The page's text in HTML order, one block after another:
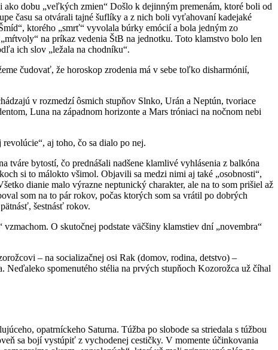
dobu „veľkých zmien“ Došlo k dejinným premenám, ktoré boli od
času sa otvárali tajné šuflíky a z nich boli vyťahovaní kadejaké
ktorého „smrť“ vyvolala búrky emócií a bola jedným zo
na príkaz vedenia ŠtB na jednotku. Toto klamstvo bolo len
ich slov „ležala na chodníku“.
čudovať, že horoskop zrodenia má v sebe toľko disharmónií,
v rozmedzí ôsmich stupňov Slnko, Urán a Neptún, tvoriace
Luna na západnom horizonte a Mars tróniaci na nočnom nebi
aj toho, čo sa dialo po nej.
tváre bytostí, čo prednášali nadšene klamlivé vyhlásenia z balkóna
si to málokto všimol. Objavili sa medzi nimi aj také „osobnosti“,
dianie malo výrazne neptunický charakter, ale na to som prišiel až
som na to pár rokov, počas ktorých som sa vrátil po dobrých
šestnásť rokov.
O skutočnej podstate väčšiny klamstiev dní „novembra“
– na socializačnej osi Rak (domov, rodina, detstvo) –
spomenutého stélia na prvých stupňoch Kozorožca už číhal
opatrníckeho Saturna. Túžba po slobode sa striedala s túžbou
sa bojí vystúpiť z vychodenej cestičky. V momente účinkovania